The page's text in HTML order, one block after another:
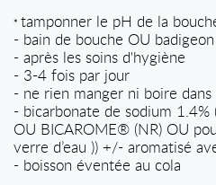
* tamponner le pH de la
- bain de bouche OU
- après les soins d'hygiène
- 3-4 fois par jour
- ne rien manger ni boire
- bicarbonate de sodium
OU BICAROME® (NR) OU
verre d’eau )) +/- aromatisé
- boisson éventée au cola